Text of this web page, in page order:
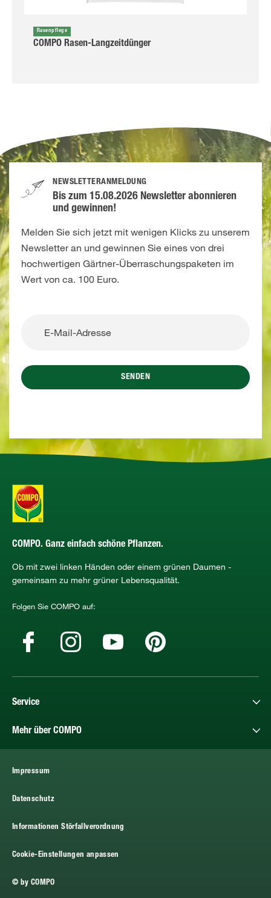
Rasenpflege
COMPO Rasen-Langzeitdünger
NEWSLETTERANMELDUNG
Bis zum 15.08.2026 Newsletter abonnieren
und gewinnen!
Melden Sie sich jetzt mit wenigen Klicks zu unserem
Newsletter an und gewinnen Sie eines von drei
hochwertigen Gärtner-Überraschungspaketen im
Wert von ca. 100 Euro.
SENDEN
COMPO. Ganz einfach schöne Pflanzen.
Ob mit zwei linken Händen oder einem grünen Daumen -
gemeinsam zu mehr grüner Lebensqualität.
Folgen Sie COMPO auf:
Service
Mehr über COMPO
Impressum
Datenschutz
Informationen Störfallverordnung
Cookie-Einstellungen anpassen
© by COMPO